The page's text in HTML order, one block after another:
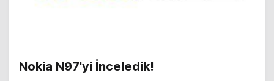
Nokia N97'yi İnceledik!